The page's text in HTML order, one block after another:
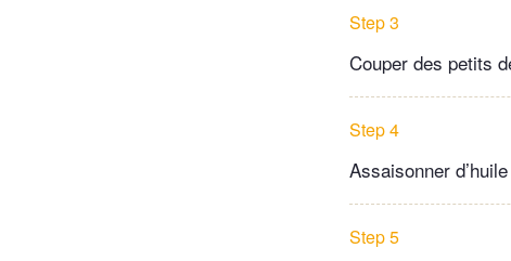
Step 3
Couper des petits
Step 4
Assaisonner
Step 5